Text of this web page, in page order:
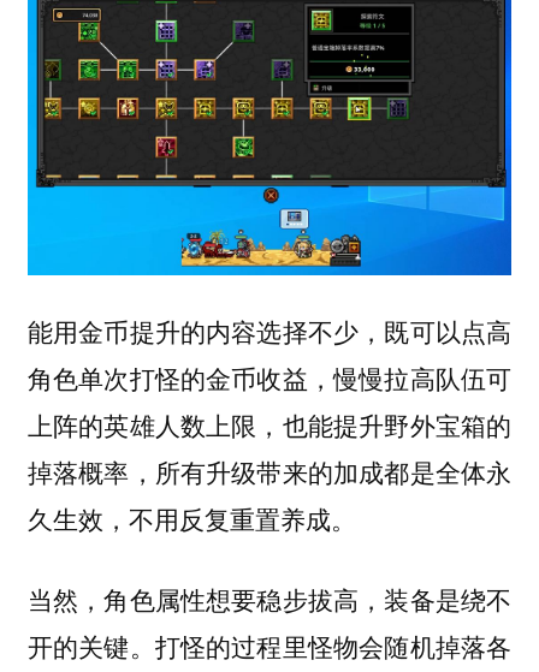
能用金币提升的内容选择不少，既可以点高
角色单次打怪的金币收益，慢慢拉高队伍可
上阵的英雄人数上限，也能提升野外宝箱的
掉落概率，所有升级带来的加成都是全体永
久生效，不用反复重置养成。
当然，角色属性想要稳步拔高，装备是绕不
开的关键。打怪的过程里怪物会随机掉落各